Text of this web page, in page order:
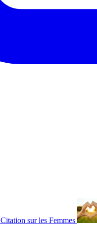
Citation sur les Femmes